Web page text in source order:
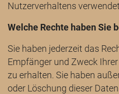
Nutzerverhaltens
Welche Rechte haben Sie
Sie haben jederzeit das
Empfänger und Zweck
zu erhalten. Sie haben
oder Löschung dieser